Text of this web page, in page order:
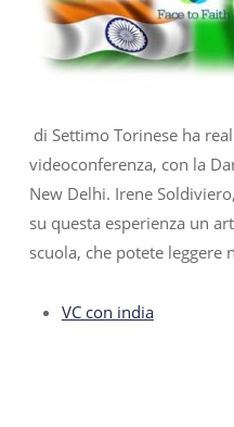
di Settimo Torinese ha
videoconferenza, con la
New Delhi. Irene
su questa esperienza un
scuola, che potete leggere
VC con india